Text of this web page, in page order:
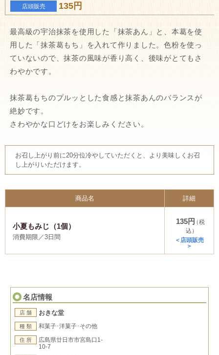
名店情報
店 舗 おきな堂
種 類 和菓子･洋菓子･その他
住 所
広島県廿日市市宮島口1-
10-7
店頭販売 135円
最高級の宇治抹茶を使用した「抹茶あん」と、本葛を使
用した「抹茶葛もち」を入れて作りました。色粉を使っ
ていないので、抹茶の風味が香り高く、後味がとてもさ
わやかです。
抹茶葛もちのプルッとした食感と抹茶あんのバランスが
絶妙です。
さわやかな口どけをお楽しみください。
お召し上がり前に20分位冷やしていただくと、より美味しくお召
し上がりいただけます。
商品名 詳細
小夏もみじ（1個）
消費期限／3日間
135円（税
込）
＜店頭販売
＞